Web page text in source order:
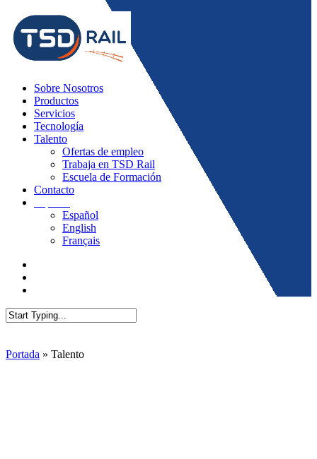
Sobre Nosotros
Productos
Servicios
Tecnología
Talento
Ofertas de empleo
Trabaja en TSD Rail
Escuela de Formación
Contacto
Español
English
Français
Portada » Talento